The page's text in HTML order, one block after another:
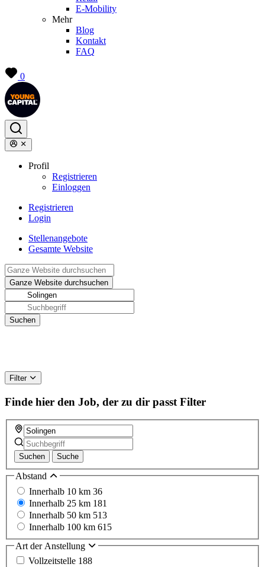
E-Mobility
Mehr
Blog
Kontakt
FAQ
0
Profil
Registrieren
Einloggen
Registrieren
Login
Stellenangebote
Gesamte Website
Filter
Finde hier den Job, der zu dir passt Filter
Suchen Suche
Abstand
Innerhalb 10 km 36
Innerhalb 25 km 181
Innerhalb 50 km 513
Innerhalb 100 km 615
Art der Anstellung
Vollzeitstelle 188